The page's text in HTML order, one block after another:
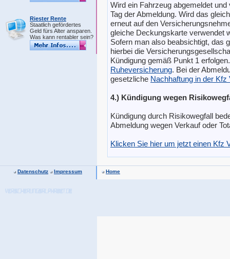
Riester Rente
Staatlich gefördertes
Geld fürs Alter ansparen.
Was kann rentabler sein?
Wird ein Fahrzeug abgemeldet
Tag der Abmeldung. Wird das
erneut auf den
gleiche Deckungskarte verwendet
Sofern man also beabsichtigt, das
hierbei die
Kündigung gemäß Punkt 1
Ruheversicherung. Bei der
gesetzliche Nachhaftung in der Kfz
4.) Kündigung wegen
Kündigung durch Risikowegfall
Abmeldung wegen Verkauf oder
Klicken Sie hier um jetzt einen Kfz
Datenschutz Impressum Home